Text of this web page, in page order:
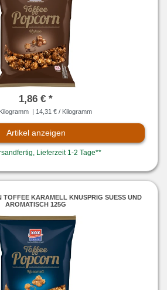
1,86 € *
Kilogramm | 14,31 € / Kilogramm
Artikel anzeigen
Lieferzeit 1-2 Tage**
TOFFEE KARAMELL KNUSPRIG SUESS UND
AROMATISCH 125G